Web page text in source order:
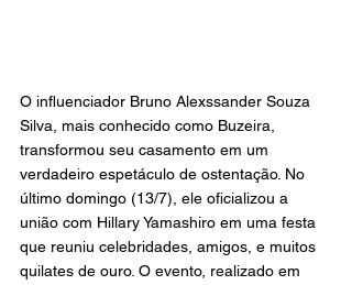
O influenciador Bruno Alexssander Souza
Silva, mais conhecido como Buzeira,
transformou seu casamento em um
verdadeiro espetáculo de ostentação. No
último domingo (13/7), ele oficializou a
união com Hillary Yamashiro em uma festa
que reuniu celebridades, amigos, e muitos
quilates de ouro. O evento, realizado em